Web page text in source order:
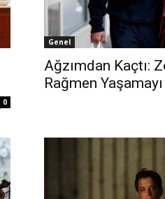
0
Genel
Ağzımdan Kaçtı:
Rağmen